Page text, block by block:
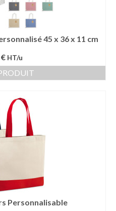
45 x 36 x 11 cm
HT/u
Personnalisable